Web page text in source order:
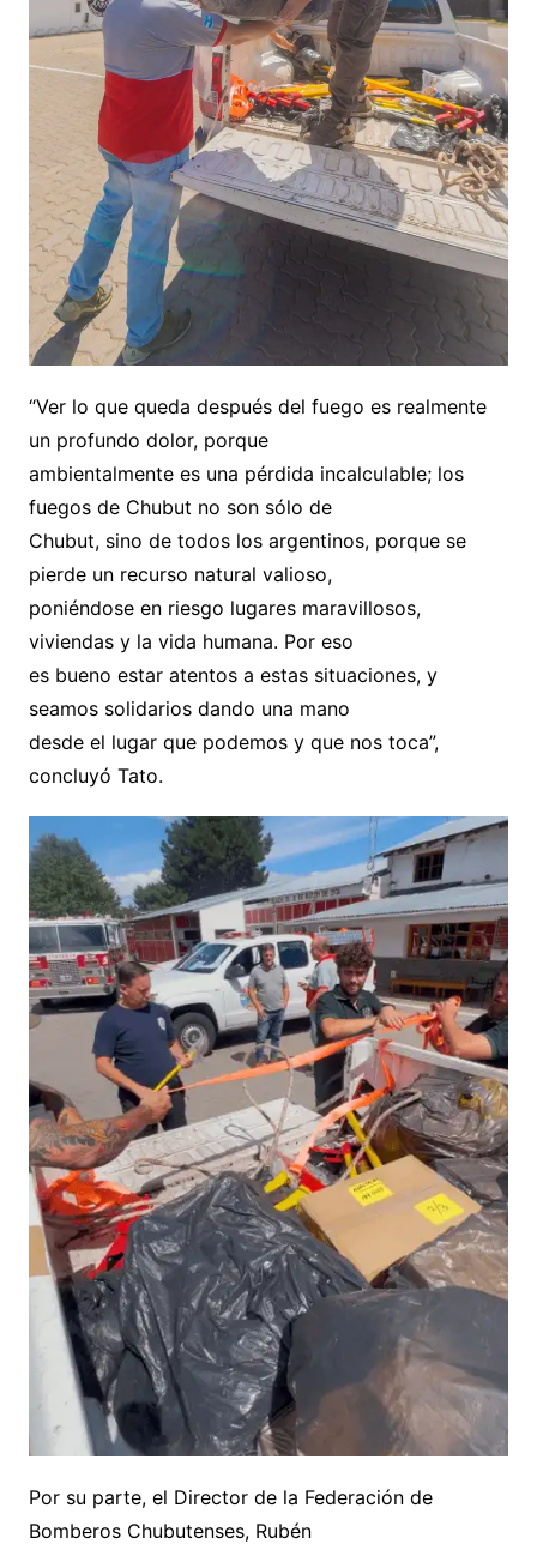
“Ver lo que queda después del fuego es realmente
un profundo dolor, porque
ambientalmente es una pérdida incalculable; los
fuegos de Chubut no son sólo de
Chubut, sino de todos los argentinos, porque se
pierde un recurso natural valioso,
poniéndose en riesgo lugares maravillosos,
viviendas y la vida humana. Por eso
es bueno estar atentos a estas situaciones, y
seamos solidarios dando una mano
desde el lugar que podemos y que nos toca”,
concluyó Tato.
Por su parte, el Director de la Federación de
Bomberos Chubutenses, Rubén